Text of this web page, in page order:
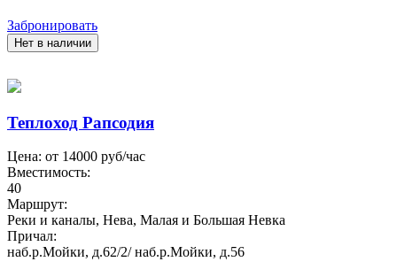
Забронировать
Нет в наличии
Теплоход Рапсодия
Цена: от 14000 руб/час
Вместимость:
40
Маршрут:
Реки и каналы, Нева, Малая и Большая Невка
Причал:
наб.р.Мойки, д.62/2/ наб.р.Мойки, д.56